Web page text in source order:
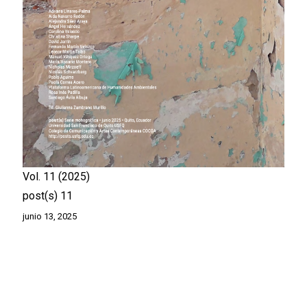
Vol. 11 2025
post(s) 11
junio 13, 2025